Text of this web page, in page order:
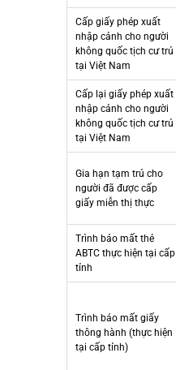
Cấp giấy phép xuất
nhập cảnh cho người
không quốc tịch cư trú
tại Việt Nam
Cấp lại giấy phép xuất
nhập cảnh cho người
không quốc tịch cư trú
tại Việt Nam
Gia hạn tạm trú cho
người đã được cấp
giấy miễn thị thực
Trình báo mất thẻ
ABTC thực hiện tại cấp
tỉnh
Trình báo mất giấy
thông hành (thực hiện
tại cấp tỉnh)